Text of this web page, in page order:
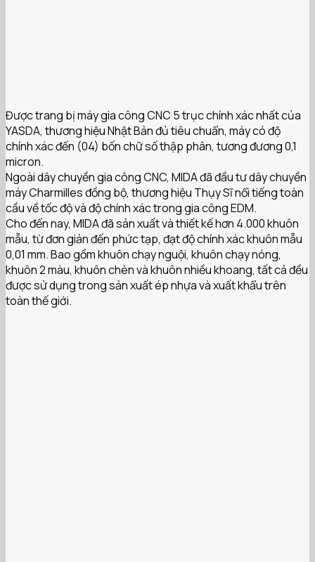
Được trang bị máy gia công CNC 5 trục chính xác nhất của
YASDA, thương hiệu Nhật Bản đủ tiêu chuẩn, máy có độ
chính xác đến (04) bốn chữ số thập phân, tương đương 0,1
micron.
Ngoài dây chuyền gia công CNC, MIDA đã đầu tư dây chuyền
máy Charmilles đồng bộ, thương hiệu Thụy Sĩ nổi tiếng toàn
cầu về tốc độ và độ chính xác trong gia công EDM.
Cho đến nay, MIDA đã sản xuất và thiết kế hơn 4.000 khuôn
mẫu, từ đơn giản đến phức tạp, đạt độ chính xác khuôn mẫu
0,01 mm. Bao gồm khuôn chạy nguội, khuôn chạy nóng,
khuôn 2 màu, khuôn chèn và khuôn nhiều khoang, tất cả đều
được sử dụng trong sản xuất ép nhựa và xuất khẩu trên
toàn thế giới.